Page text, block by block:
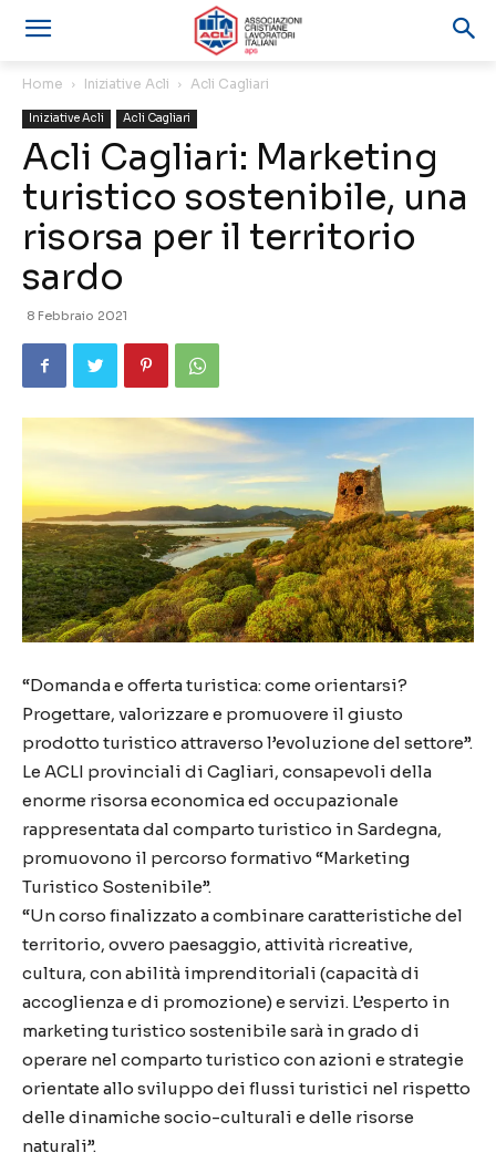
Home Iniziative Acli Acli Cagliari
Iniziative Acli Acli Cagliari
Acli Cagliari: Marketing
turistico sostenibile, una
risorsa per il territorio
sardo
8 Febbraio 2021
“Domanda e offerta turistica: come orientarsi?
Progettare, valorizzare e promuovere il giusto
prodotto turistico attraverso l’evoluzione del settore”.
Le ACLI provinciali di Cagliari, consapevoli della
enorme risorsa economica ed occupazionale
rappresentata dal comparto turistico in Sardegna,
promuovono il percorso formativo “Marketing
Turistico Sostenibile”.
“Un corso finalizzato a combinare caratteristiche del
territorio, ovvero paesaggio, attività ricreative,
cultura, con abilità imprenditoriali (capacità di
accoglienza e di promozione) e servizi. L’esperto in
marketing turistico sostenibile sarà in grado di
operare nel comparto turistico con azioni e strategie
orientate allo sviluppo dei flussi turistici nel rispetto
delle dinamiche socio-culturali e delle risorse
naturali”.